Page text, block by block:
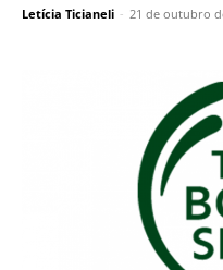
Letícia Ticianeli - 21 de outubro